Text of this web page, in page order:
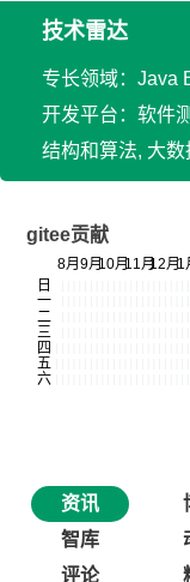
技术雷达
专长领域：Java
开发平台：软件
结构和算法, 大数
gitee贡献
资讯
智库
评论